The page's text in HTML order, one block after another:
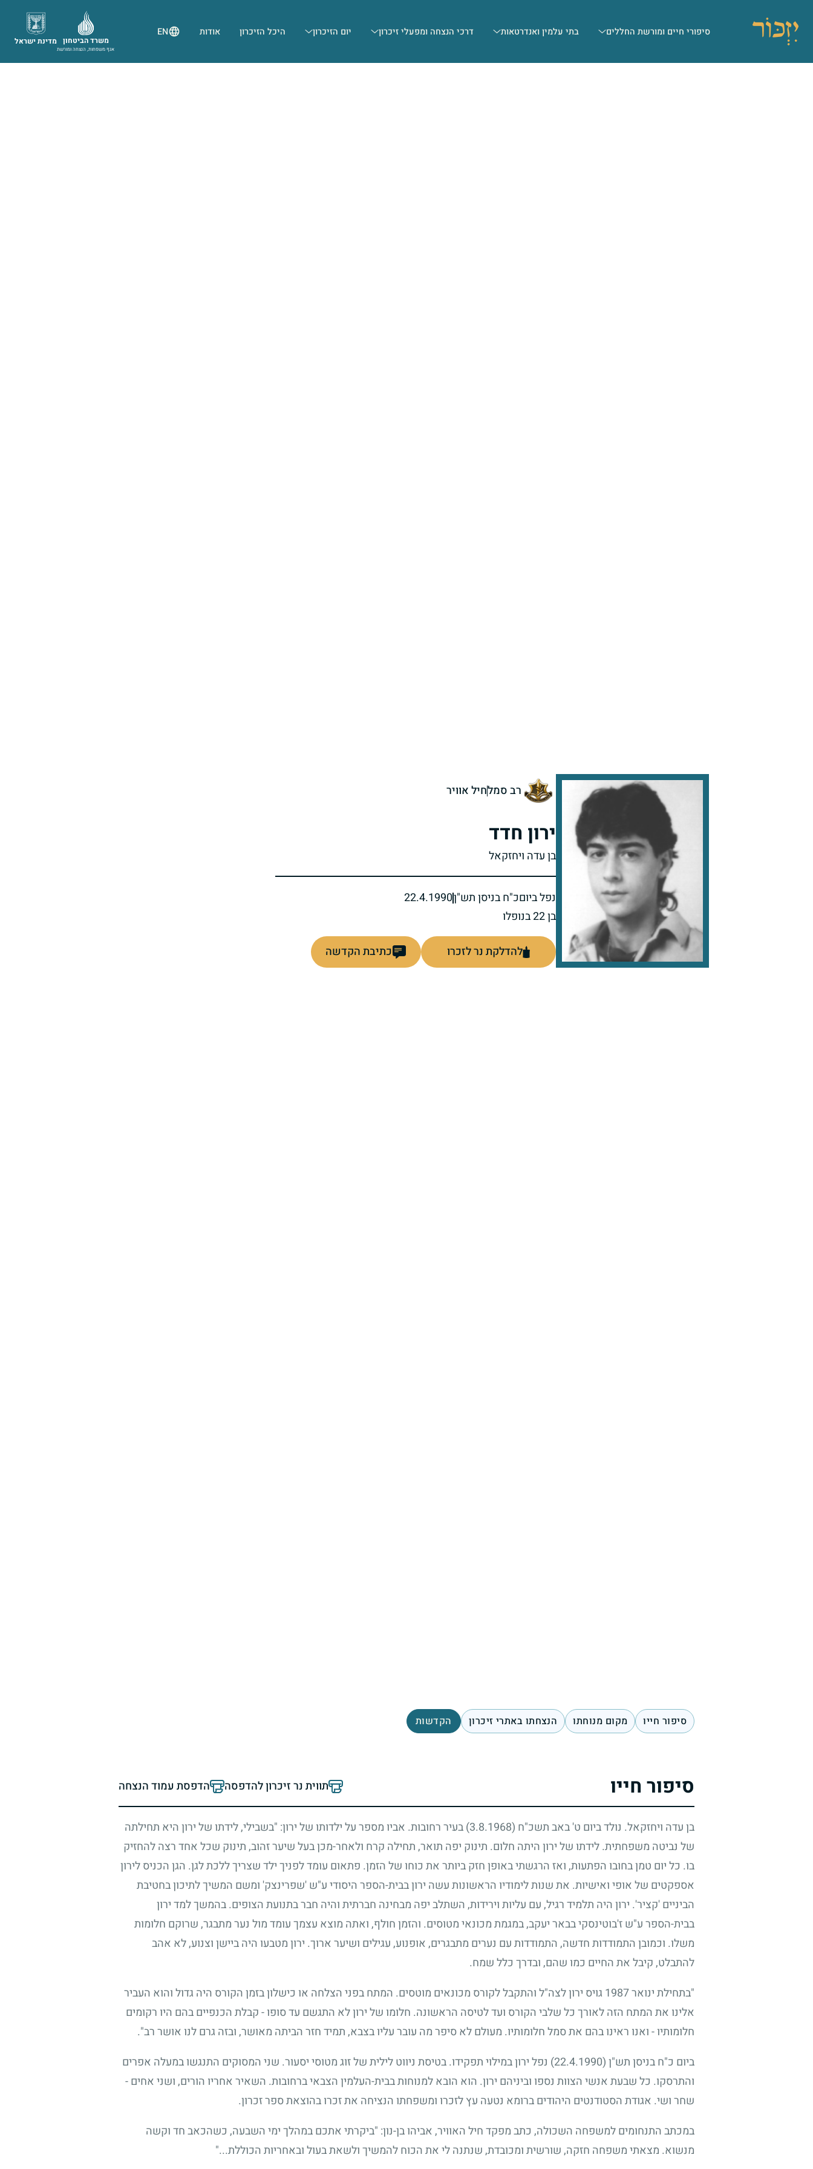
סיפורי חיים ומורשת החללים בתי עלמין ואנדרטאות דרכי הנצחה ומפעלי זיכרון יום הזיכרון היכל הזיכרון אודות EN
מדינת ישראל משרד הביטחון
אגף משפחות, הנצחה ומורשת
רב סמלחיל אוויר
ירון חדד
בן עדה ויחזקאל
נפל ביוםכ"ח בניסן תש"ן22.4.1990
בן 22 בנופלו
להדלקת נר לזכרו כתיבת הקדשה
סיפור חייו מקום מנוחתו הנצחתו באתרי זיכרון הקדשות
סיפור חייו תווית נר זיכרון להדפסה הדפסת עמוד הנצחה
בן עדה ויחזקאל. נולד ביום ט' באב תשכ"ח (3.8.1968)
בעיר רחובות. אביו מספר על ילדותו של ירון: "בשבילי, לידתו של ירון היא תחילתה
של נביטה משפחתית. לידתו של ירון היתה חלום. תינוק יפה תואר, תחילה קרח ולאחר-מכן בעל שיער זהוב, תינוק שכל אחד רצה להחזיק
בו. כל יום טמן בחובו הפתעות, ואז הרגשתי באופן חזק ביותר את כוחו של הזמן. פתאום עומד לפניך ילד שצריך ללכת לגן. הגן הכניס לירון
אספקטים של אופי ואישיות. את שנות לימודיו הראשונות עשה ירון בבית-הספר היסודי ע"ש 'שפרינצק' ומשם המשיך לתיכון בחטיבת
הביניים 'קציר'. ירון היה תלמיד רגיל, עם עליות וירידות, השתלב יפה מבחינה חברתית והיה חבר בתנועת הצופים. בהמשך למד ירון
בבית-הספר ע"ש ז'בוטינסקי בבאר יעקב, במגמת מכונאי מטוסים. והזמן חולף, ואתה מוצא עצמך עומד מול נער מתבגר, שרוקם חלומות
משלו. וכמובן התמודדות חדשה, התמודדות עם נערים מתבגרים, אופנוע, עגילים ושיער ארוך. ירון מטבעו היה ביישן וצנוע, לא אהב
להתבלט, קיבל את החיים כמו שהם, ובדרך כלל שמח.
"בתחילת ינואר1987 גויס ירון לצה"ל והתקבל לקורס מכונאים מוטסים. המתח בפני הצלחה או כישלון בזמן הקורס היה גדול והוא העביר
אלינו את המתח הזה לאורך כל שלבי הקורס ועד לטיסה הראשונה. חלומו של ירון לא התגשם עד סופו - קבלת הכנפיים בהם היו רקומים
חלומותיו - ואנו ראינו בהם את סמל חלומותיו. מעולם לא סיפר מה עובר עליו בצבא, תמיד חזר הביתה מאושר, ובזה גרם לנו אושר רב".
ביום כ"ח בניסן תש"ן(22.4.1990)
נפל ירון במילוי תפקידו. בטיסת ניווט לילית של זוג מטוסי יסעור. שני המסוקים התנגשו במעלה אפרים
והתרסקו. כל שבעת אנשי הצוות נספו וביניהם ירון. הוא הובא למנוחות בבית-העלמין הצבאי ברחובות. השאיר אחריו הורים, ושני אחים -
שחר ושי. אגודת הסטודנטים היהודים ברומא נטעה עץ לזכרו ומשפחתו הנציחה את זכרו בהוצאת ספר זכרון.
במכתב התנחומים למשפחה השכולה, כתב מפקד חיל האוויר, אביהו בן-נון: "ביקרתי אתכם במהלך ימי השבעה, כשהכאב חד וקשה
מנשוא. מצאתי משפחה חזקה, שורשית ומכובדת, שנתנה לי את הכוח להמשיך ולשאת בעול ובאחריות הכוללת..."